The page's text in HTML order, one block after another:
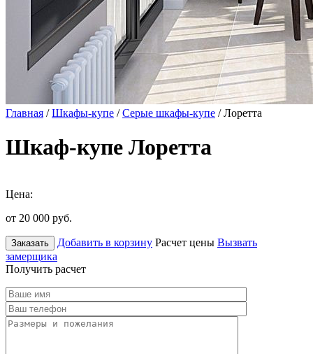
Главная /Шкафы-купе /Серые шкафы-купе / Лоретта
Шкаф-купе Лоретта
Цена:
от 20 000 руб.
Заказать Добавить в корзину Расчет цены Вызвать
замерщика
Получить расчет